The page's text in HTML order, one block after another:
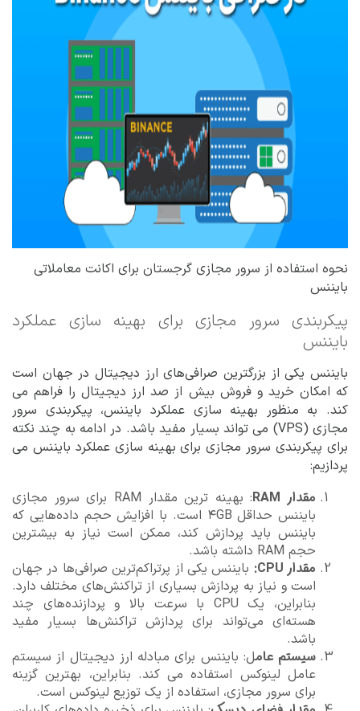
نحوه استفاده از سرور مجازی گرجستان برای اکانت معاملاتی
بایننس
پیکربندی سرور مجازی برای بهینه سازی عملکرد
بایننس
بایننس یکی از بزرگترین صرافی‌های ارز دیجیتال در جهان است
که امکان خرید و فروش بیش از صد ارز دیجیتال را فراهم می
کند. به منظور بهینه سازی عملکرد بایننس، پیکربندی سرور
مجازی (VPS) می تواند بسیار مفید باشد. در ادامه به چند نکته
برای پیکربندی سرور مجازی برای بهینه سازی عملکرد بایننس می
پردازیم:
مقدار RAM
: بهینه ترین مقدار RAM برای سرور مجازی
بایننس حداقل ۴GB است. با افزایش حجم داده‌هایی که
بایننس باید پردازش کند، ممکن است نیاز به بیشترین
حجم RAM داشته باشد.
مقدار CPU:
بایننس یکی از پرتراکم‌ترین صرافی‌ها در جهان
است و نیاز به پردازش بسیاری از تراکنش‌های مختلف دارد.
بنابراین، یک CPU با سرعت بالا و پردازنده‌های چند
هسته‌ای می‌تواند برای پردازش تراکنش‌ها بسیار مفید
باشد.
سیستم عامل: بایننس برای مبادله ارز دیجیتال از سیستم
عامل لینوکس استفاده می کند. بنابراین، بهترین گزینه
برای سرور مجازی، استفاده از یک توزیع لینوکس است.